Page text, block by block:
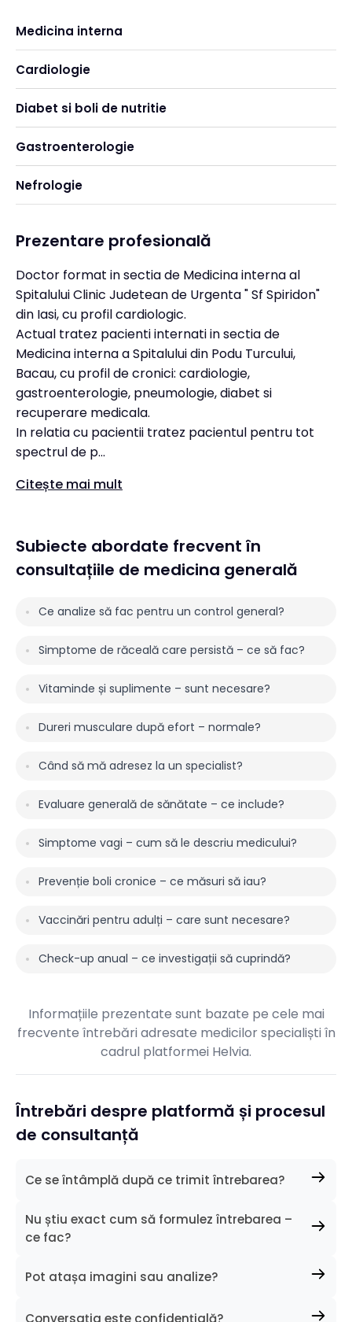
Medicina interna
Cardiologie
Diabet si boli de nutritie
Gastroenterologie
Nefrologie
Prezentare profesională
Doctor format in sectia de Medicina interna al
Spitalului Clinic Judetean de Urgenta " Sf Spiridon"
din Iasi, cu profil cardiologic.
Actual tratez pacienti internati in sectia de
Medicina interna a Spitalului din Podu Turcului,
Bacau, cu profil de cronici: cardiologie,
gastroenterologie, pneumologie, diabet si
recuperare medicala.
In relatia cu pacientii tratez pacientul pentru tot
spectrul de p...
Citește mai mult
Subiecte abordate frecvent în
consultațiile de medicina generală
Ce analize să fac pentru un control general?
Simptome de răceală care persistă – ce să fac?
Vitaminde și suplimente – sunt necesare?
Dureri musculare după efort – normale?
Când să mă adresez la un specialist?
Evaluare generală de sănătate – ce include?
Simptome vagi – cum să le descriu medicului?
Prevenție boli cronice – ce măsuri să iau?
Vaccinări pentru adulți – care sunt necesare?
Check-up anual – ce investigații să cuprindă?
Informațiile prezentate sunt bazate pe cele mai
frecvente întrebări adresate medicilor specialiști în
cadrul platformei Helvia.
Întrebări despre platformă și procesul
de consultanță
Ce se întâmplă după ce trimit întrebarea?
solicitarea ta. După analizarea cazului, îți va
răspunde direct în platformă. Vei fi notificat(ă)
variază în funcție de disponibilitatea medicului, dar
Nu știu exact cum să formulez întrebarea –
ce fac?
medicală: simptome, vârsta pacientului, când au
Medicul te va ghida cu întrebări suplimentare, dacă
Pot atașa imagini sau analize?